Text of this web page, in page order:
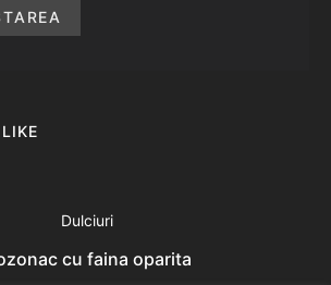
Dulciuri
cu faina oparita